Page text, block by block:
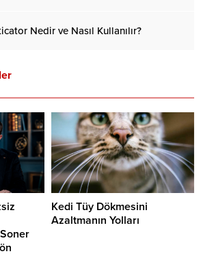
Nedir ve Nasıl Kullanılır?
Kedi Tüy Dökmesini
Azaltmanın Yolları